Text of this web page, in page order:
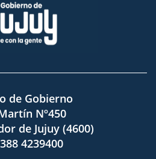
de Gobierno
Nº450
de Jujuy (4600)
4239400